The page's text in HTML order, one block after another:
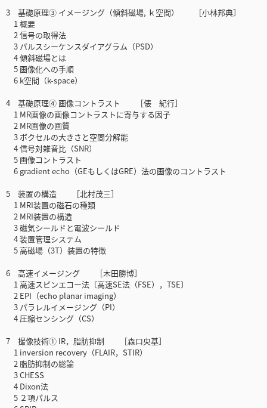
3 基礎原理③ イメージング（傾斜磁場, ｋ空間） ［小林邦典］
1 概要
2 信号の取得法
3 パルスシーケンスダイアグラム（PSD）
4 傾斜磁場とは
5 画像化への手順
6 k空間（k-space）
4 基礎原理④ 画像コントラスト ［俵 紀行］
1 MR画像の画像コントラストに寄与する因子
2 MR画像の画質
3 ボクセルの大きさと空間分解能
4 信号対雑音比（SNR）
5 画像コントラスト
6 gradient echo（GEもしくはGRE）法の画像のコントラスト
5 装置の構造 ［北村茂三］
1 MRI装置の磁石の種類
2 MRI装置の構造
3 磁気シールドと電波シールド
4 装置管理システム
5 高磁場（3T）装置の特徴
6 高速イメージング ［木田勝博］
1 高速スピンエコー法〔高速SE法（FSE），TSE〕
2 EPI（echo planar imaging）
3 パラレルイメージング（PI）
4 圧縮センシング（CS）
7 撮像技術① IR，脂肪抑制 ［森口央基］
1 inversion recovery（FLAIR，STIR）
2 脂肪抑制の総論
3 CHESS
4 Dixon法
5 ２項パルス